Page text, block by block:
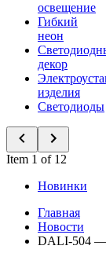
освещение
Гибкий
неон
декор
изделия
Светодиоды
Item 1 of 12
Новинки
Главная
Новости
DALI-504 —